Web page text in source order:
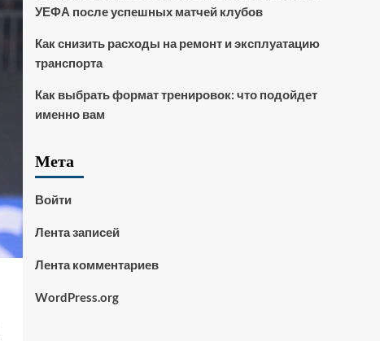
УЕФА после успешных матчей клубов
Как снизить расходы на ремонт и эксплуатацию
транспорта
Как выбрать формат тренировок: что подойдет
именно вам
Мета
Войти
Лента записей
Лента комментариев
WordPress.org